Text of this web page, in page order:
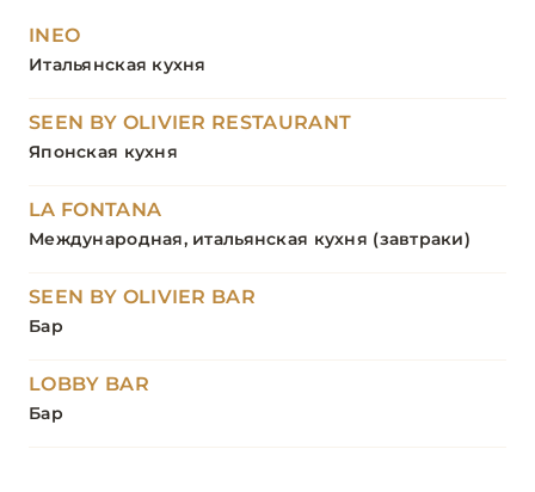
INEO
Итальянская кухня
SEEN BY OLIVIER RESTAURANT
Японская кухня
LA FONTANA
Международная, итальянская кухня (завтраки)
SEEN BY OLIVIER BAR
Бар
LOBBY BAR
Бар